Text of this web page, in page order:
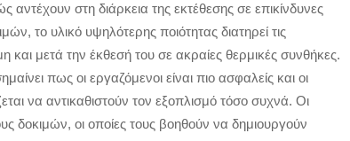
στη διάρκεια της εκτέθεσης σε επικίνδυνες
το υλικό υψηλότερης ποιότητας διατηρεί τις
και μετά την έκθεσή του σε ακραίες θερμικές συνθήκες.
πως οι εργαζόμενοι είναι πιο ασφαλείς και οι
να αντικαθιστούν τον εξοπλισμό τόσο συχνά. Οι
δοκιμών, οι οποίες τους βοηθούν να δημιουργούν